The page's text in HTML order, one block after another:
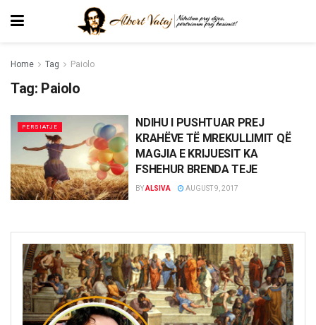
Home Tag Paiolo
Tag: Paiolo
PERSIATJE
NDIHU I PUSHTUAR PREJ
KRAHËVE TË MREKULLIMIT QË
MAGJIA E KRIJUESIT KA
FSHEHUR BRENDA TEJE
BYALSIVA AUGUST 9, 2017